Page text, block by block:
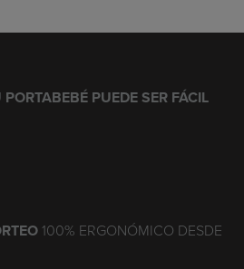
PORTABEBÉ PUEDE SER FÁCIL
100% ERGONÓMICO DESDE